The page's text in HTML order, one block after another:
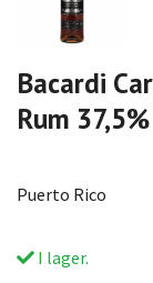
Bacardi
Rum
Puerto Rico
I lager.